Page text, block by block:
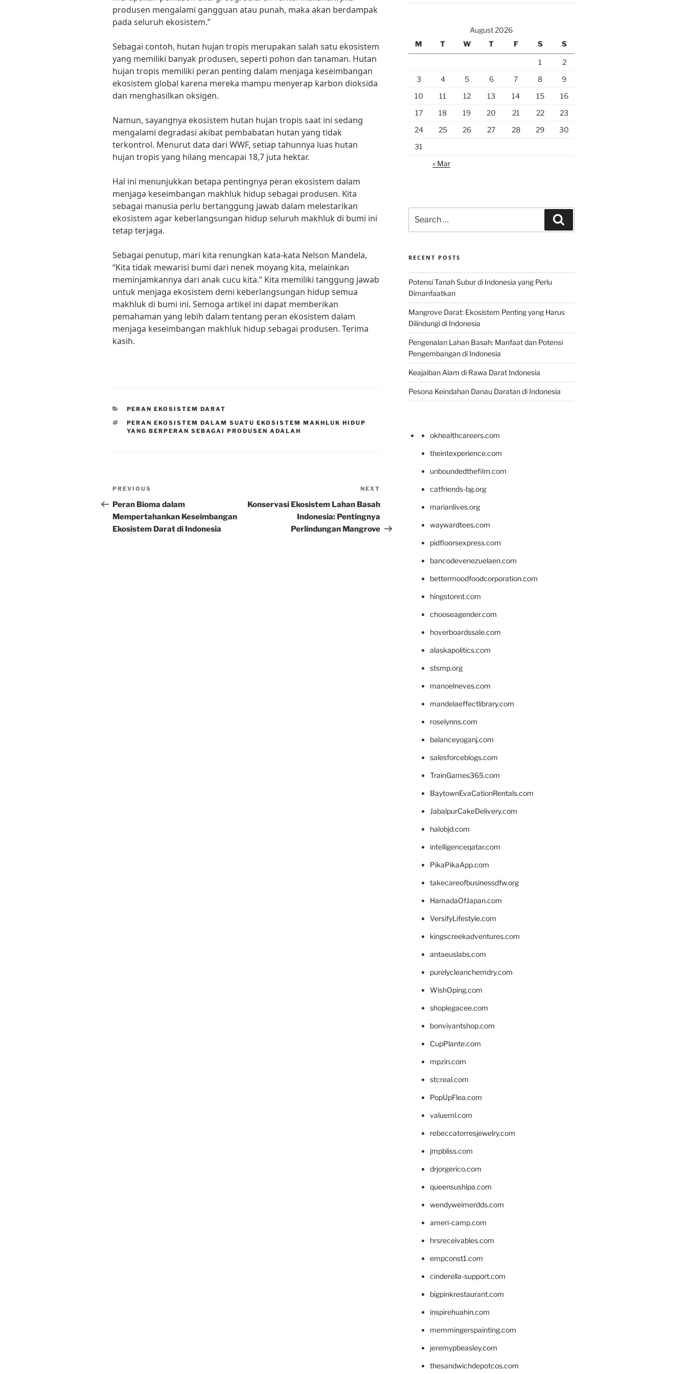
produsen mengalami gangguan atau punah, maka akan berdampak
pada seluruh ekosistem.”
Sebagai contoh, hutan hujan tropis merupakan salah satu ekosistem
yang memiliki banyak produsen, seperti pohon dan tanaman. Hutan
hujan tropis memiliki peran penting dalam menjaga keseimbangan
ekosistem global karena mereka mampu menyerap karbon dioksida
dan menghasilkan oksigen.
Namun, sayangnya ekosistem hutan hujan tropis saat ini sedang
mengalami degradasi akibat pembabatan hutan yang tidak
terkontrol. Menurut data dari WWF, setiap tahunnya luas hutan
hujan tropis yang hilang mencapai 18,7 juta hektar.
Hal ini menunjukkan betapa pentingnya peran ekosistem dalam
menjaga keseimbangan makhluk hidup sebagai produsen. Kita
sebagai manusia perlu bertanggung jawab dalam melestarikan
ekosistem agar keberlangsungan hidup seluruh makhluk di bumi ini
tetap terjaga.
Sebagai penutup, mari kita renungkan kata-kata Nelson Mandela,
“Kita tidak mewarisi bumi dari nenek moyang kita, melainkan
meminjamkannya dari anak cucu kita.” Kita memiliki tanggung jawab
untuk menjaga ekosistem demi keberlangsungan hidup semua
makhluk di bumi ini. Semoga artikel ini dapat memberikan
pemahaman yang lebih dalam tentang peran ekosistem dalam
menjaga keseimbangan makhluk hidup sebagai produsen. Terima
kasih.
CATEGORIES
PERAN EKOSISTEM DARAT
TAGS
PERAN EKOSISTEM DALAM SUATU EKOSISTEM MAKHLUK HIDUP
YANG BERPERAN SEBAGAI PRODUSEN ADALAH
Post
navigation
Previous
Post
PREVIOUS
Peran Bioma dalam
Mempertahankan Keseimbangan
Ekosistem Darat di Indonesia
Post
NEXT
Konservasi Ekosistem Lahan Basah
Indonesia: Pentingnya
Perlindungan Mangrove
August 2026
M
T W T F S S
1
2
3
4 5 6 7 8
9
10
11 12 13 14 15
16
17
18 19 20 21 22
23
24
25 26 27 28 29
30
31
« Mar
for:
RECENT POSTS
Potensi Tanah Subur di Indonesia yang Perlu
Dimanfaatkan
Mangrove Darat: Ekosistem Penting yang Harus
Dilindungi di Indonesia
Pengenalan Lahan Basah: Manfaat dan Potensi
Pengembangan di Indonesia
Keajaiban Alam di Rawa Darat Indonesia
Pesona Keindahan Danau Daratan di Indonesia
okhealthcareers.com
theintexperience.com
unboundedthefilm.com
catfriends-bg.org
marianlives.org
waywardtees.com
pidfloorsexpress.com
bancodevenezuelaen.com
bettermoodfoodcorporation.com
hingstonnt.com
chooseagender.com
hoverboardssale.com
alaskapolitics.com
stsmp.org
manoelneves.com
mandelaeffectlibrary.com
roselynns.com
balanceyoganj.com
salesforceblogs.com
TrainGames365.com
BaytownEvaCationRentals.com
JabalpurCakeDelivery.com
halobjd.com
intelligenceqatar.com
PikaPikaApp.com
takecareofbusinessdfw.org
HamadaOfJapan.com
VersifyLifestyle.com
kingscreekadventures.com
antaeuslabs.com
purelycleanchemdry.com
WishOping.com
shoplegacee.com
bonvivantshop.com
CupPlante.com
mpzin.com
stcreal.com
PopUpFlea.com
valueml.com
rebeccatorresjewelry.com
jmpbliss.com
drjorgerico.com
queensushipa.com
wendyweimerdds.com
ameri-camp.com
hrsreceivables.com
empconst1.com
cinderella-support.com
bigpinkrestaurant.com
inspirehuahin.com
memmingerspainting.com
jeremypbeasley.com
thesandwichdepotcos.com